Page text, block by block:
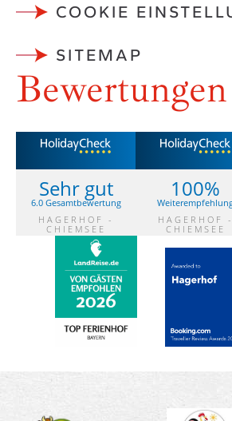
COOKIE
SITEMAP
Bewertungen
Sehr gut
6.0 Gesamtbewertung
HAGERHOF -
CHIEMSEE
100%
HAGERHOF -
CHIEMSEE